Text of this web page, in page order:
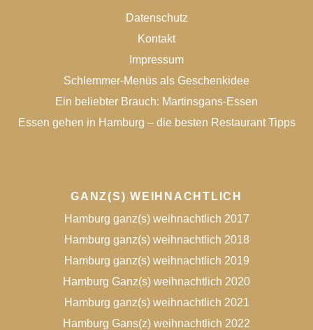
Datenschutz
Kontakt
Impressum
Schlemmer-Menüs als Geschenkidee
Ein beliebter Brauch: Martinsgans-Essen
Essen gehen in Hamburg – die besten Restaurant Tipps
GANZ(S) WEIHNACHTLICH
Hamburg ganz(s) weihnachtlich 2017
Hamburg ganz(s) weihnachtlich 2018
Hamburg ganz(s) weihnachtlich 2019
Hamburg Ganz(s) weihnachtlich 2020
Hamburg ganz(s) weihnachtlich 2021
Hamburg Gans(z) weihnachtlich 2022